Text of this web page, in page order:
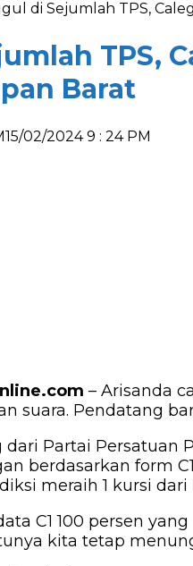
di Sejumlah TPS,
TPS,
Barat
15/02/2024 9 : 24 PM
– Arisanda
suara. Pendatang
dari Partai Persatuan
berdasarkan form
meraih 1 kursi dari
C1 100 persen
kita tetap